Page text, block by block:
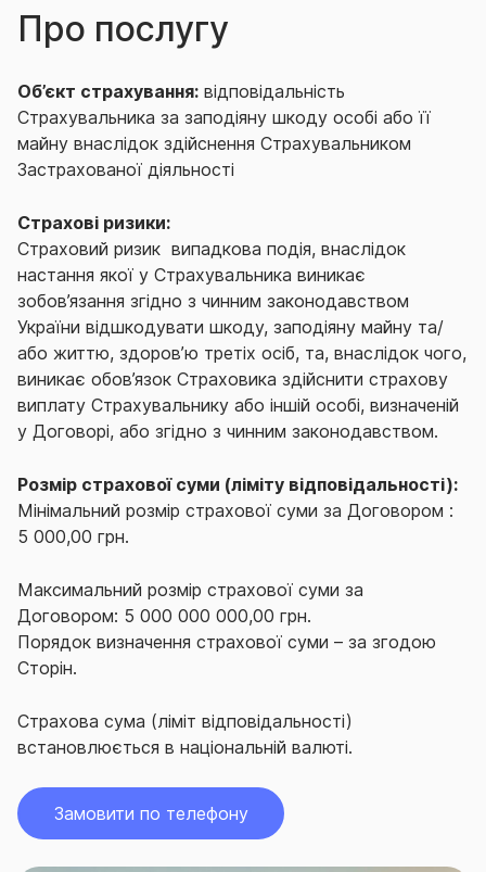
Про послугу
Об’єкт страхування: відповідальність
Страхувальника за заподіяну шкоду особі або її
майну внаслідок здійснення Страхувальником
Застрахованої діяльності
Страхові ризики:
Страховий ризик ­ випадкова подія, внаслідок
настання якої у Страхувальника виникає
зобов’язання згідно з чинним законодавством
України відшкодувати шкоду, заподіяну майну та/
або життю, здоров’ю третіх осіб, та, внаслідок чого,
виникає обов’язок Страховика здійснити страхову
виплату Страхувальнику або іншій особі, визначеній
у Договорі, або згідно з чинним законодавством.
Розмір страхової суми (ліміту відповідальності):
Мінімальний розмір страхової суми за Договором :
5 000,00 грн.
Максимальний розмір страхової суми за
Договором: 5 000 000 000,00 грн.
Порядок визначення страхової суми – за згодою
Сторін.
Страхова сума (ліміт відповідальності)
встановлюється в національній валюті.
Замовити по телефону